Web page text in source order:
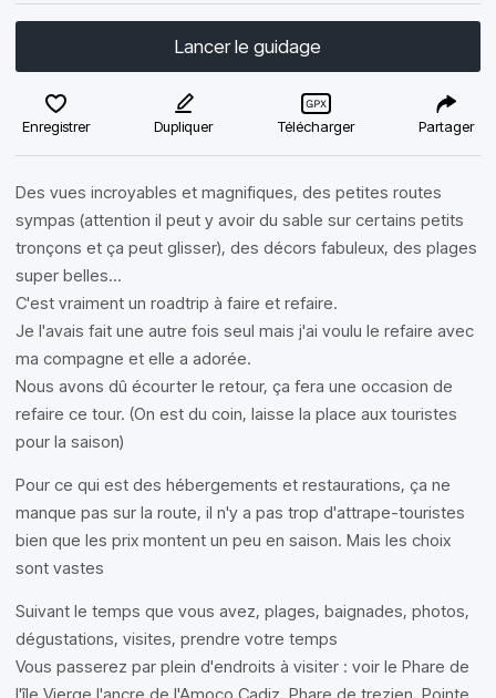
Lancer le guidage
Enregistrer Dupliquer Télécharger Partager
Des vues incroyables et magnifiques, des petites routes
sympas (attention il peut y avoir du sable sur certains petits
tronçons et ça peut glisser), des décors fabuleux, des plages
super belles...
C'est vraiment un roadtrip à faire et refaire.
Je l'avais fait une autre fois seul mais j'ai voulu le refaire avec
ma compagne et elle a adorée.
Nous avons dû écourter le retour, ça fera une occasion de
refaire ce tour. (On est du coin, laisse la place aux touristes
pour la saison)
Pour ce qui est des hébergements et restaurations, ça ne
manque pas sur la route, il n'y a pas trop d'attrape-touristes
bien que les prix montent un peu en saison. Mais les choix
sont vastes
Suivant le temps que vous avez, plages, baignades, photos,
dégustations, visites, prendre votre temps
Vous passerez par plein d'endroits à visiter : voir le Phare de